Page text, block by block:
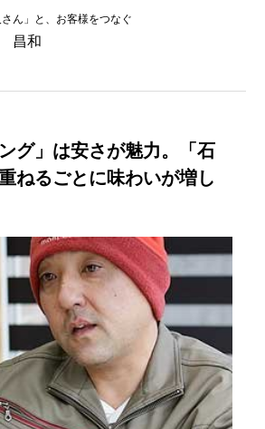
さん」と、お客様をつなぐ
昌和
ング」は安さが魅力。「石
ねるごとに味わいが増し